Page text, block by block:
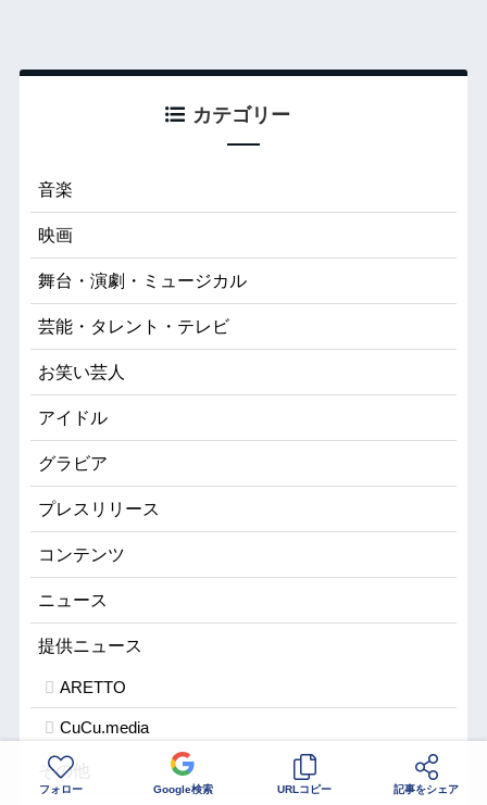
カテゴリー
音楽
映画
舞台・演劇・ミュージカル
芸能・タレント・テレビ
お笑い芸人
アイドル
グラビア
プレスリリース
コンテンツ
ニュース
提供ニュース
ARETTO
CuCu.media
その他
フォロー Google検索 URLコピー 記事をシェア